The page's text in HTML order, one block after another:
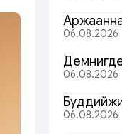
06.08.2026
06.08.2026
06.08.2026